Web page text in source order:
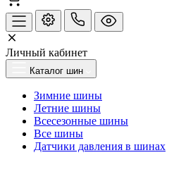
Личный кабинет
Каталог шин
Зимние шины
Летние шины
Всесезонные шины
Все шины
Датчики давления в шинах